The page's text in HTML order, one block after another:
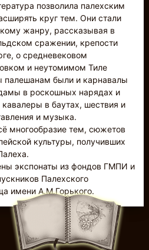
позволила палехским
круг тем. Они стали
жанру, рассказывая в
сражении, крепости
о средневековом
и неутомимом Тиле
палешанам были и карнавалы
в роскошных нарядах и
в баутах, шествия и
и музыка.
многообразие тем, сюжетов
культуры, получивших
экспонаты из фондов ГМПИ и
Палехского
имени А.М.Горького.